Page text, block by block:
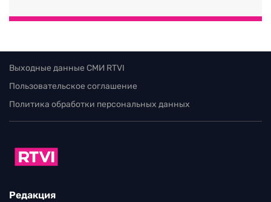
Выходные данные СМИ RTVI
Пользовательское соглашение
Политика обработки персональных данных
Редакция